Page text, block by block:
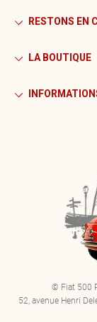
RESTONS EN
LA BOUTIQUE
© Fiat 500
52, avenue Henri